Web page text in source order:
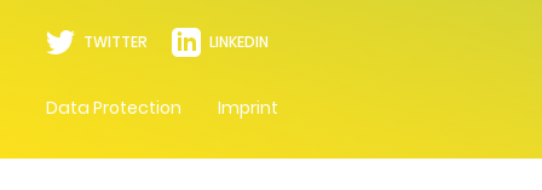
TWITTER LINKEDIN
Data Protection Imprint